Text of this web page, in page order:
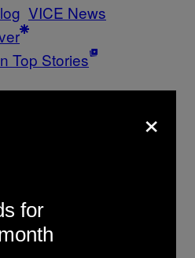
VICE News
Top Stories
×
for